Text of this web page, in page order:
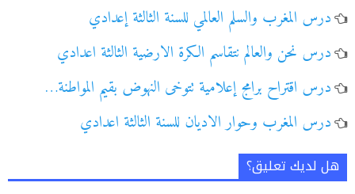
درس المغرب والسلم العالمي للسنة الثالثة إعدادي
درس نحن والعالم نتقاسم الكرة الارضية الثالثة اعدادي
درس اقتراح برامج إعلامية تتوخى النهوض بقيم المواطنة…
درس المغرب وحوار الاديان للسنة الثالثة اعدادي
هل لديك تعليق؟